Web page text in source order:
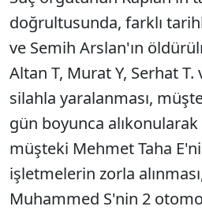
doğrultusunda, farklı
ve Semih Arslan'ın
Altan T, Murat Y, Serhat
silahla yaralanması,
gün boyunca
müşteki Mehmet Taha
işletmelerin zorla
Muhammed S'nin 2